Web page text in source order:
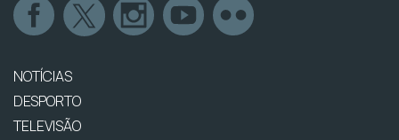
NOTÍCIAS
DESPORTO
TELEVISÃO